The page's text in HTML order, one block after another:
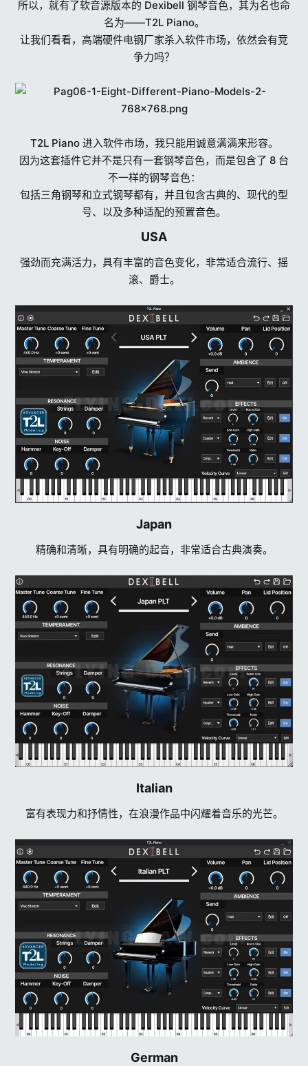
所以，就有了软音源版本的 Dexibell 钢琴音色，其为名也命
名为——T2L Piano。
让我们看看，高端硬件电钢厂家杀入软件市场，依然会有竞
争力吗？
T2L Piano 进入软件市场，我只能用诚意满满来形容。
因为这套插件它并不是只有一套钢琴音色，而是包含了 8 台
不一样的钢琴音色：
包括三角钢琴和立式钢琴都有，并且包含古典的、现代的型
号、以及多种适配的预置音色。​
USA​
强劲而充满活力，具有丰富的音色变化，非常适合流行、摇
滚、爵士。
Japan​
精确和清晰，具有明确的起音，非常适合古典演奏。
Italian​
富有表现力和抒情性，在浪漫作品中闪耀着音乐的光芒。
German​